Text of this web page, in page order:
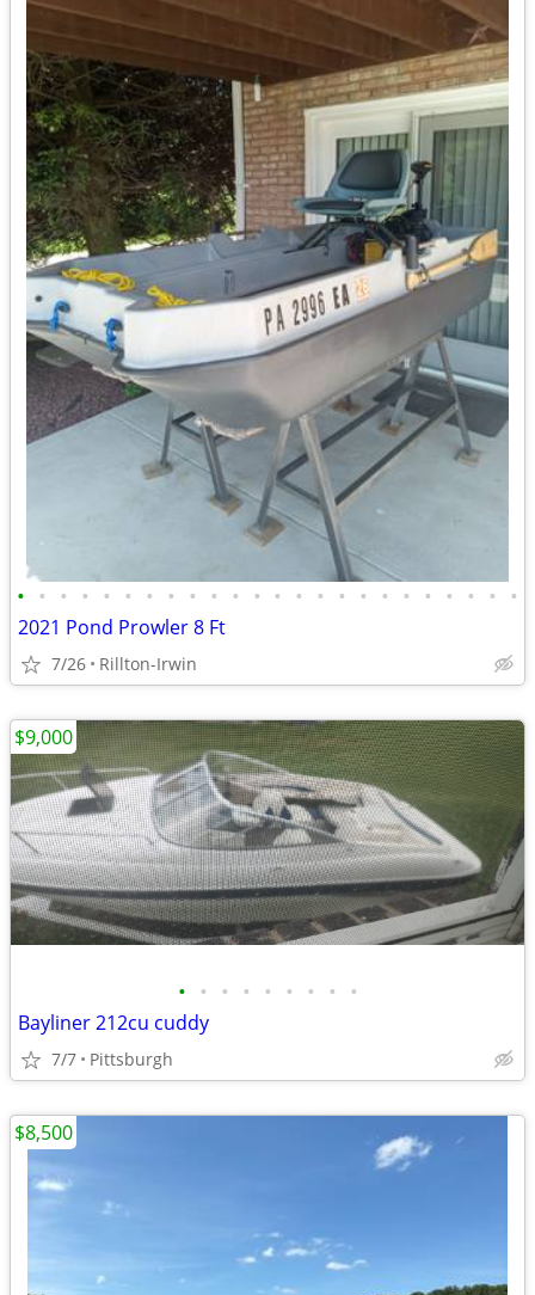
• • • • • • • • • • • • • • • • • • • • • • • •
2021 Pond Prowler 8 Ft
7/26 Rillton-Irwin
• • • • • • • • •
Bayliner 212cu cuddy
7/7 Pittsburgh
$9,000
$8,500